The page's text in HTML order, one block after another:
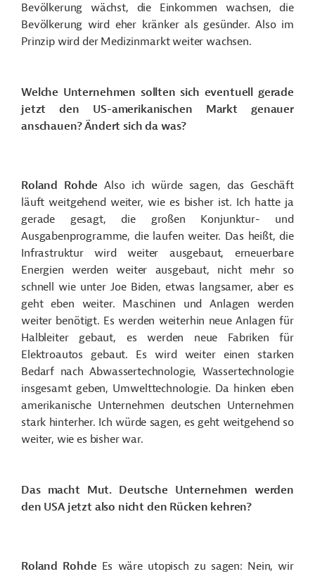
Bevölkerung wächst, die Einkommen wachsen, die
Bevölkerung wird eher kränker als gesünder. Also im
Prinzip wird der Medizinmarkt weiter wachsen.
Welche Unternehmen sollten sich eventuell gerade
jetzt den US-amerikanischen Markt genauer
anschauen? Ändert sich da was?
Roland RohdeAlso ich würde sagen, das Geschäft
läuft weitgehend weiter, wie es bisher ist. Ich hatte ja
gerade gesagt, die großen Konjunktur- und
Ausgabenprogramme, die laufen weiter. Das heißt, die
Infrastruktur wird weiter ausgebaut, erneuerbare
Energien werden weiter ausgebaut, nicht mehr so
schnell wie unter Joe Biden, etwas langsamer, aber es
geht eben weiter. Maschinen und Anlagen werden
weiter benötigt. Es werden weiterhin neue Anlagen für
Halbleiter gebaut, es werden neue Fabriken für
Elektroautos gebaut. Es wird weiter einen starken
Bedarf nach Abwassertechnologie, Wassertechnologie
insgesamt geben, Umwelttechnologie. Da hinken eben
amerikanische Unternehmen deutschen Unternehmen
stark hinterher. Ich würde sagen, es geht weitgehend so
weiter, wie es bisher war.
Das macht Mut. Deutsche Unternehmen werden
den USA jetzt also nicht den Rücken kehren?
Roland Rohde Es wäre utopisch zu sagen: Nein, wir